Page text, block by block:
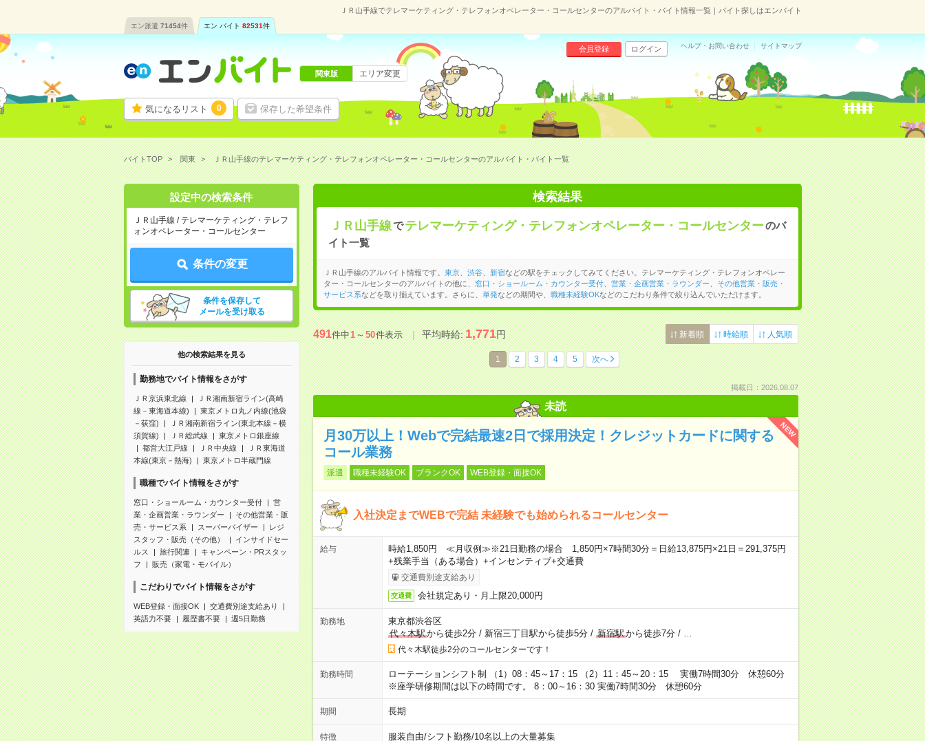
ＪＲ山手線でテレマーケティング・テレフォンオペレーター・コールセンターのアルバイト・バイト情報一覧｜バイト探しはエンバイト
エン派遣 71454件 エン バイト 82531件
気になるリスト 0 保存した希望条件
会員登録 ログイン ヘルプ・お問い合わせ サイトマップ
関東版 エリア変更
バイトTOP 関東 ＪＲ山手線のテレマーケティング・テレフォンオペレーター・コールセンターのアルバイト・バイト一覧
設定中の検索条件
ＪＲ山手線 / テレマーケティング・テレフ
ォンオペレーター・コールセンター
条件の変更
条件を保存して
メールを受け取る
他の検索結果を見る
勤務地でバイト情報をさがす
ＪＲ京浜東北線
ＪＲ湘南新宿ライン(高崎
線－東海道本線)
東京メトロ丸ノ内線(池袋
－荻窪)
ＪＲ湘南新宿ライン(東北本線－横
須賀線)
ＪＲ総武線
東京メトロ銀座線
都営大江戸線
ＪＲ中央線
ＪＲ東海道
本線(東京－熱海)
東京メトロ半蔵門線
職種でバイト情報をさがす
窓口・ショールーム・カウンター受付
営
業・企画営業・ラウンダー
その他営業・販
売・サービス系
スーパーバイザー
レジ
スタッフ・販売（その他）
インサイドセー
ルス
旅行関連
キャンペーン・PRスタッ
フ
販売（家電・モバイル）
こだわりでバイト情報をさがす
WEB登録・面接OK
交通費別途支給あり
英語力不要
履歴書不要 週5日勤務
検索結果
ＪＲ山手線で テレマーケティング・テレフォンオペレーター・コールセンターのバ
イト一覧
ＪＲ山手線のアルバイト情報です。 東京、 渋谷、 新宿などの駅をチェックしてみてください。テレマーケティング・テレフォンオペレー
ター・コールセンターのアルバイトの他に、
窓口・ショールーム・カウンター受付、 営業・企画営業・ラウンダー
その他営業・販売・
サービス系などを取り揃えています。さらに、 単発などの期間や、 職種未経験OKなどのこだわり条件で絞り込んでいただけます。
491件中1～50件表示 平均時給:1,771円 新着順 時給順 人気順
1 2 3 4 5 次へ
掲載日：2026.08.07
未読
NEW
月30万以上！Webで完結最速2日で採用決定！クレジットカードに関する
コール業務
派遣 職種未経験OK ブランクOK WEB登録・面接OK
入社決定までWEBで完結 未経験でも始められるコールセンター
給与
時給1,850円 ≪月収例≫※21日勤務の場合 1,850円×7時間30分＝日給13,875円×21日＝291,375円
+残業手当（ある場合）+インセンティブ+交通費
交通費別途支給あり
交通費 会社規定あり・月上限20,000円
勤務地
東京都渋谷区
代々木駅から徒歩2分/ 新宿三丁目駅から徒歩5分/ 新宿駅から徒歩7分/
代々木駅徒歩2分のコールセンターです！
勤務時間
ローテーションシフト制 （1）08：45～17：15 （2）11：45～20：15 実働7時間30分 休憩60分
※座学研修期間は以下の時間です。 8：00～16：30 実働7時間30分 休憩60分
期間 長期
特徴 服装自由/シフト勤務/10名以上の大量募集